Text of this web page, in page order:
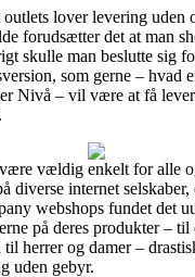
lover levering uden
forudsætter det at man
skulle man beslutte sig
som gerne – hvad
Nivå – vil være at få
vældig enkelt for alle
diverse internet
webshops fundet det
på deres produkter – til
herrer og damer –
uden gebyr.